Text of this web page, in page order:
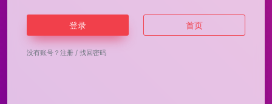
登录 首页
没有账号？ 注册 / 找回密码